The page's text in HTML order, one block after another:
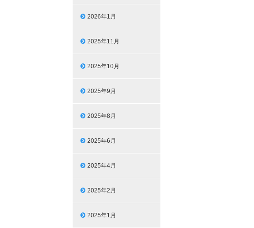
2026年1月
2025年11月
2025年10月
2025年9月
2025年8月
2025年6月
2025年4月
2025年2月
2025年1月